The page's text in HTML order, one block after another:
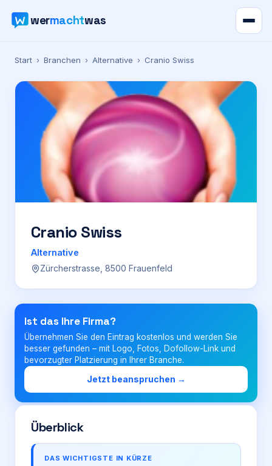
wermachtwas
Verzeichnis
Karte
Ratgeber
Werbung
Preise
Für Firmen
Login
Firma eintragen
Start › Branchen › Alternative › Cranio Swiss
Cranio Swiss
Alternative
Zürcherstrasse, 8500 Frauenfeld
Ist das Ihre Firma?
Übernehmen Sie den Eintrag kostenlos und werden Sie
besser gefunden – mit Logo, Fotos, Dofollow-Link und
bevorzugter Platzierung in Ihrer Branche.
Jetzt beanspruchen →
Überblick
DAS WICHTIGSTE IN KÜRZE